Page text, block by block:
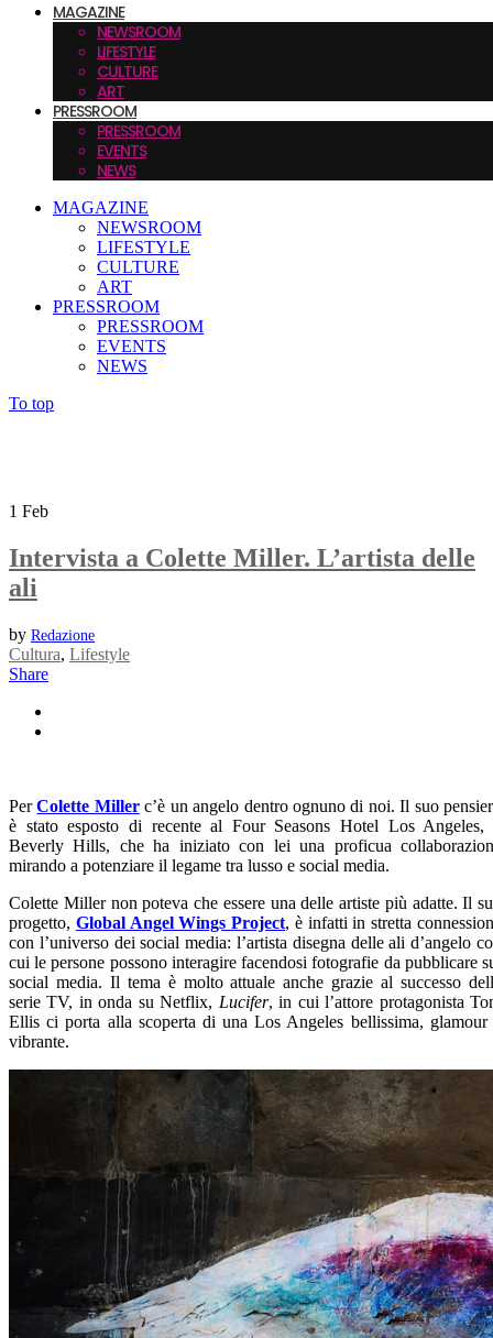
MAGAZINE
NEWSROOM
LIFESTYLE
CULTURE
ART
PRESSROOM
PRESSROOM
EVENTS
NEWS
MAGAZINE
NEWSROOM
LIFESTYLE
CULTURE
ART
PRESSROOM
PRESSROOM
EVENTS
NEWS
To top
1 Feb
Intervista a Colette Miller. L’artista delle
ali
by Redazione
Cultura, Lifestyle
Share
PerColette Millerc’è un angelo dentro ognuno di noi. Il suo
è stato esposto di recente al Four Seasons Hotel Los Angeles,
Beverly Hills, che ha iniziato con lei una proficua
mirando a potenziare il legame tra lusso e social media.
Colette Miller non poteva che essere una delle artiste più adatte. Il
progetto, Global Angel Wings Project, è infatti in stretta
con l’universo dei social media: l’artista disegna delle ali d’angelo
cui le persone possono interagire facendosi fotografie da pubblicare
social media. Il tema è molto attuale anche grazie al successo
serie TV, in onda su Netflix, Lucifer, in cui l’attore protagonista
Ellis ci porta alla scoperta di una Los Angeles bellissima, glamour
vibrante.